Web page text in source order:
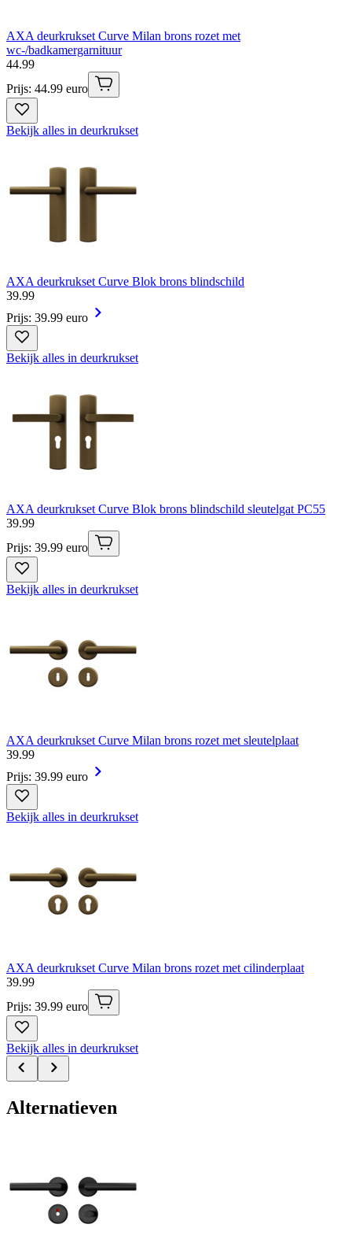
AXA deurkrukset Curve Milan brons rozet met
wc-/badkamergarnituur
44.99
Prijs: 44.99 euro
Bekijk alles in deurkrukset
AXA deurkrukset Curve Blok brons blindschild
39.99
Prijs: 39.99 euro
Bekijk alles in deurkrukset
AXA deurkrukset Curve Blok brons blindschild sleutelgat PC55
39.99
Prijs: 39.99 euro
Bekijk alles in deurkrukset
AXA deurkrukset Curve Milan brons rozet met sleutelplaat
39.99
Prijs: 39.99 euro
Bekijk alles in deurkrukset
AXA deurkrukset Curve Milan brons rozet met cilinderplaat
39.99
Prijs: 39.99 euro
Bekijk alles in deurkrukset
Alternatieven